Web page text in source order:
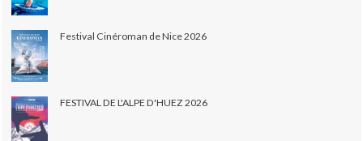
Festival Cinéroman de Nice 2026
FESTIVAL DE L'ALPE D'HUEZ 2026